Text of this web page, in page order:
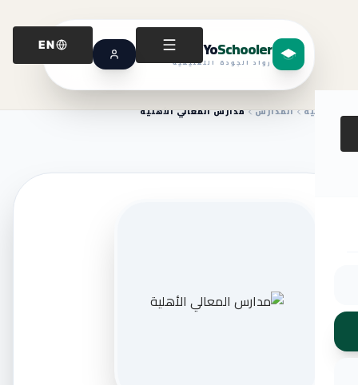
YoSchooler
رواد الجودة التعليمية
EN
الرئيسية المدارس مدارس المعالي الأهلية